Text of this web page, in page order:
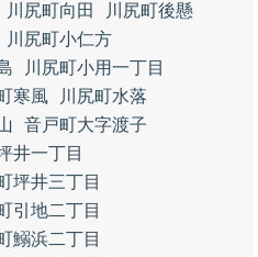
川尻町向田
川尻町後懸
川尻町小仁方
川尻町小用一丁目
寒風
川尻町水落
音戸町大字渡子
井一丁目
坪井三丁目
引地二丁目
鰯浜二丁目